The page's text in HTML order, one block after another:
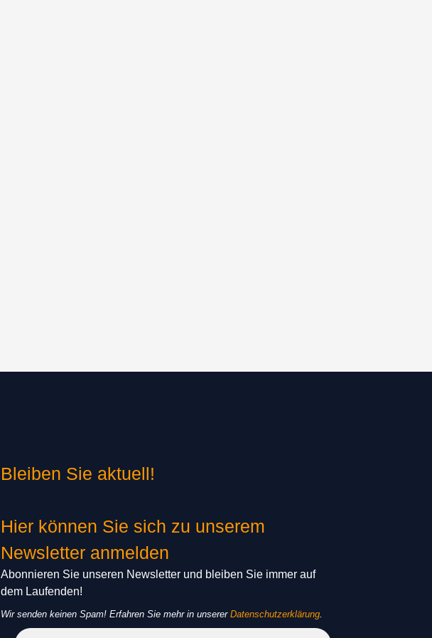
Bleiben Sie aktuell!
Hier können Sie sich zu unserem
Newsletter anmelden
Abonnieren Sie unseren Newsletter und bleiben Sie immer auf
dem Laufenden!
Wir senden keinen Spam! Erfahren Sie mehr in unserer Datenschutzerklärung